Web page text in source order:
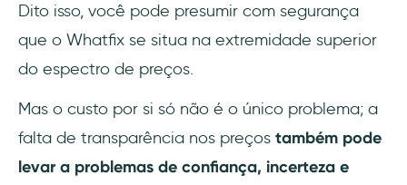
Dito isso, você pode presumir com segurança
que o Whatfix se situa na extremidade superior
do espectro de preços.
Mas o custo por si só não é o único problema; a
falta de transparência nos preços também pode
levar a problemas de confiança, incerteza e